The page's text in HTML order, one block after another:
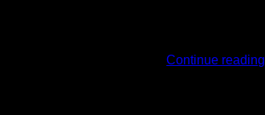
Continue reading